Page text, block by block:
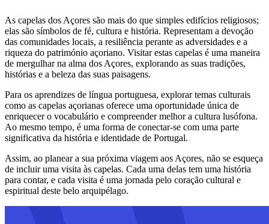
As capelas dos Açores são mais do que simples edifícios religiosos;
elas são símbolos de fé, cultura e história. Representam a devoção
das comunidades locais, a resiliência perante as adversidades e a
riqueza do património açoriano. Visitar estas capelas é uma maneira
de mergulhar na alma dos Açores, explorando as suas tradições,
histórias e a beleza das suas paisagens.
Para os aprendizes de língua portuguesa, explorar temas culturais
como as capelas açorianas oferece uma oportunidade única de
enriquecer o vocabulário e compreender melhor a cultura lusófona.
Ao mesmo tempo, é uma forma de conectar-se com uma parte
significativa da história e identidade de Portugal.
Assim, ao planear a sua próxima viagem aos Açores, não se esqueça
de incluir uma visita às capelas. Cada uma delas tem uma história
para contar, e cada visita é uma jornada pelo coração cultural e
espiritual deste belo arquipélago.